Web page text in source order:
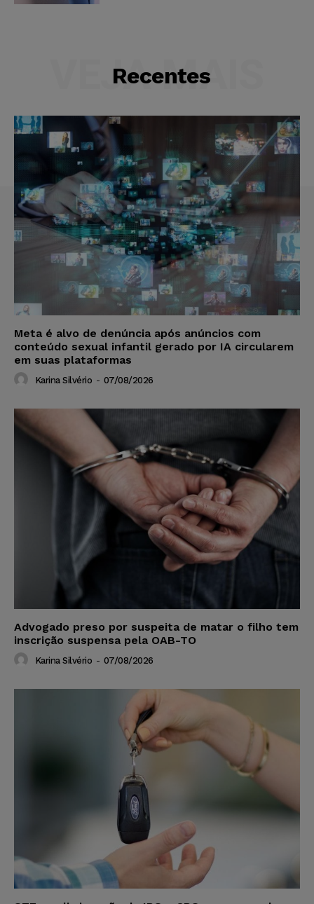
Recentes
VEJA MAIS
Meta é alvo de denúncia após anúncios com
conteúdo sexual infantil gerado por IA circularem
em suas plataformas
Karina Silvério - 07/08/2026
Advogado preso por suspeita de matar o filho tem
inscrição suspensa pela OAB-TO
Karina Silvério - 07/08/2026